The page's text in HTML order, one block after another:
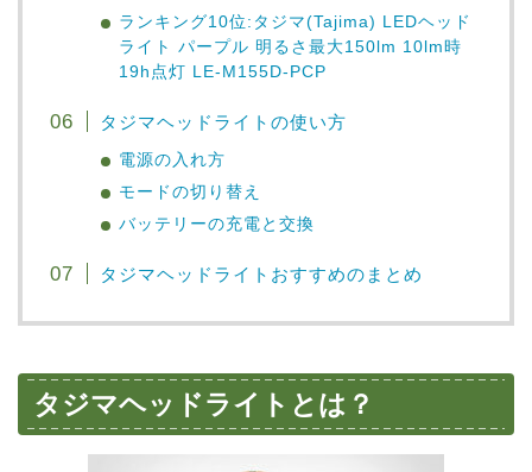
ランキング10位:タジマ(Tajima) LEDヘッド
ライト パープル 明るさ最大150lm 10lm時
19h点灯 LE-M155D-PCP
タジマヘッドライトの使い方
電源の入れ方
モードの切り替え
バッテリーの充電と交換
タジマヘッドライトおすすめのまとめ
タジマヘッドライトとは？